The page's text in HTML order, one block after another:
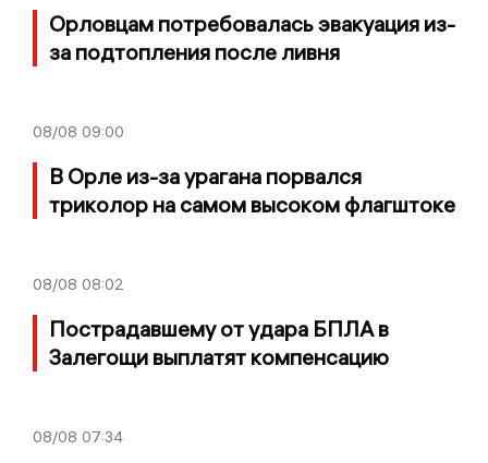
Орловцам потребовалась эвакуация из-
за подтопления после ливня
08/08 09:00
В Орле из-за урагана порвался
триколор на самом высоком флагштоке
08/08 08:02
Пострадавшему от удара БПЛА в
Залегощи выплатят компенсацию
08/08 07:34